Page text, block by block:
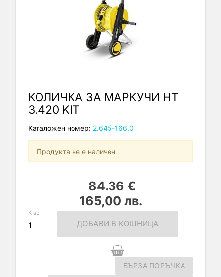
КОЛИЧКА ЗА МАРКУЧИ HT
3.420 KIT
Каталожен номер: 2.645-166.0
Продукта не е наличен
84.36 €
165,00 лв.
К-во
ДОБАВИ В КОШНИЦА
БЪРЗА ПОРЪЧКА